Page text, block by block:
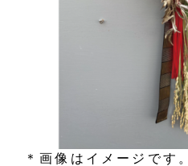
＊画像はイメージです。